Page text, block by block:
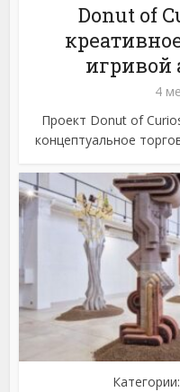
Donut of
игривой
4
Проект Donut of
концептуальное
Категории: